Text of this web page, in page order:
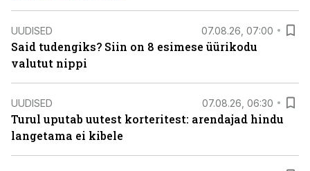
UUDISED 07.08.26, 07:00
Said tudengiks? Siin on 8 esimese üürikodu
valutut nippi
UUDISED 07.08.26, 06:30
Turul uputab uutest korteritest: arendajad hindu
langetama ei kibele